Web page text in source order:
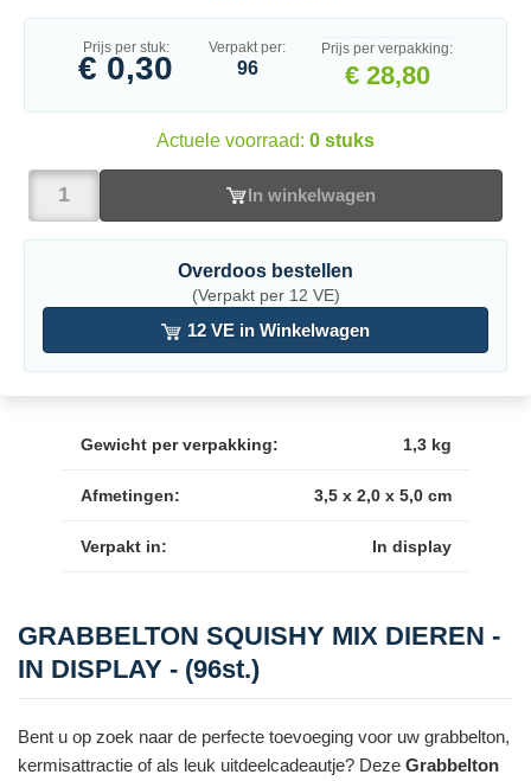
Prijs per stuk:
€ 0,30
Verpakt per:
96
Prijs per verpakking:
€ 28,80
Actuele voorraad: 0 stuks
In winkelwagen
Overdoos bestellen
(Verpakt per 12 VE)
12 VE in Winkelwagen
Gewicht per verpakking: 1,3 kg
Afmetingen: 3,5 x 2,0 x 5,0 cm
Verpakt in: In display
GRABBELTON SQUISHY MIX DIEREN -
IN DISPLAY - (96st.)
Bent u op zoek naar de perfecte toevoeging voor uw grabbelton,
kermisattractie of als leuk uitdeelcadeautje? Deze Grabbelton